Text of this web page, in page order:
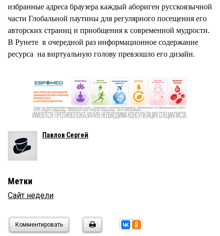
избранные адреса браузера каждый абориген русскоязычной
части Глобальной паутины для регулярного посещения его
авторских страниц и приобщения к современной мудрости.
В Рунете в очередной раз информационное содержание
ресурса на виртуальную голову превзошло его дизайн.
Павлов Сергей
Метки
Сайт недели
Комментировать